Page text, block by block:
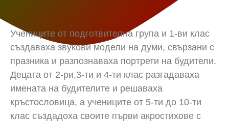
Учениците от подготвителна група и 1-ви клас
създаваха звукови модели на думи, свързани с
празника и разпознаваха портрети на будители.
Децата от 2-ри,3-ти и 4-ти клас разгадаваха
имената на будителите и решаваха
кръстословица, а учениците от 5-ти до 10-ти
клас създадоха своите първи акростихове с